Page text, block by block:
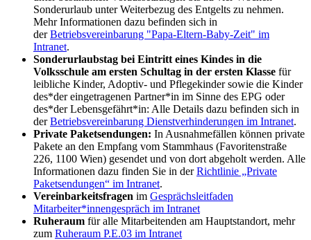
Sonderurlaub unter Weiterbezug des Entgelts zu nehmen.
Mehr Informationen dazu befinden sich in
derBetriebsvereinbarung "Papa-Eltern-Baby-Zeit" im
Intranet.
Sonderurlaubstag bei Eintritt eines Kindes in die
Volksschule am ersten Schultag in der ersten Klasse für
leibliche Kinder, Adoptiv- und Pflegekinder sowie die Kinder
des*der eingetragenen Partner*in im Sinne des EPG oder
des*der Lebensgefährt*in: Alle Details dazu befinden sich in
derBetriebsvereinbarung Dienstverhinderungen im Intranet.
Private Paketsendungen: In Ausnahmefällen können private
Pakete an den Empfang vom Stammhaus (Favoritenstraße
226, 1100 Wien) gesendet und von dort abgeholt werden. Alle
Informationen dazu finden Sie in derRichtlinie „Private
Paketsendungen“ im Intranet.
Vereinbarkeitsfragen im Gesprächsleitfaden
Mitarbeiter*innengespräch im Intranet
Ruheraum für alle Mitarbeitenden am Hauptstandort, mehr
zum Ruheraum P.E.03 im Intranet